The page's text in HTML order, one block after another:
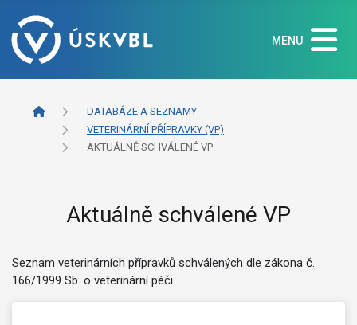
MENU
DATABÁZE A SEZNAMY
VETERINÁRNÍ PŘÍPRAVKY (VP)
AKTUÁLNĚ SCHVÁLENÉ VP
Aktuálně schválené VP
Seznam veterinárních přípravků schválených dle zákona č.
166/1999 Sb. o veterinární péči.